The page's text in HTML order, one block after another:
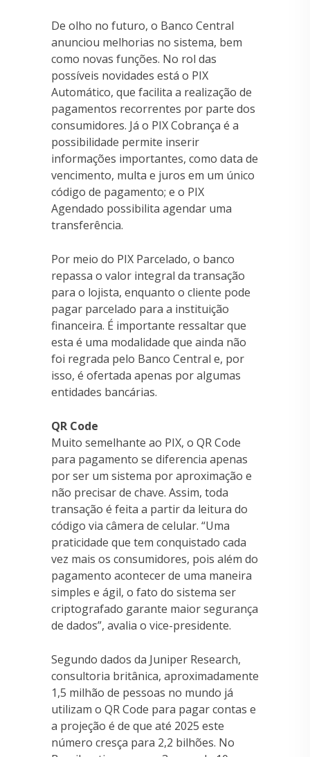
De olho no futuro, o Banco Central
anunciou melhorias no sistema, bem
como novas funções. No rol das
possíveis novidades está o PIX
Automático, que facilita a realização de
pagamentos recorrentes por parte dos
consumidores. Já o PIX Cobrança é a
possibilidade permite inserir
informações importantes, como data de
vencimento, multa e juros em um único
código de pagamento; e o PIX
Agendado possibilita agendar uma
transferência.
Por meio do PIX Parcelado, o banco
repassa o valor integral da transação
para o lojista, enquanto o cliente pode
pagar parcelado para a instituição
financeira. É importante ressaltar que
esta é uma modalidade que ainda não
foi regrada pelo Banco Central e, por
isso, é ofertada apenas por algumas
entidades bancárias.
QR Code
Muito semelhante ao PIX, o QR Code
para pagamento se diferencia apenas
por ser um sistema por aproximação e
não precisar de chave. Assim, toda
transação é feita a partir da leitura do
código via câmera de celular. “Uma
praticidade que tem conquistado cada
vez mais os consumidores, pois além do
pagamento acontecer de uma maneira
simples e ágil, o fato do sistema ser
criptografado garante maior segurança
de dados”, avalia o vice-presidente.
Segundo dados da Juniper Research,
consultoria britânica, aproximadamente
1,5 milhão de pessoas no mundo já
utilizam o QR Code para pagar contas e
a projeção é de que até 2025 este
número cresça para 2,2 bilhões. No